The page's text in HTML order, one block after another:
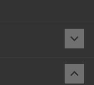
keyboard_arrow_down
keyboard_arrow_up